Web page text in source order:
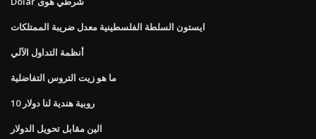
ايستون السلطة الفلسطينية معدل ضريبة الممتلكات
أنظمة التداول الآلي
ما هو زيت التروس التفاضلية
10 روبية هندية لنا دولار
الين مقابل تحويل الدولار